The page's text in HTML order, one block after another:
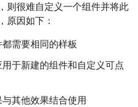
则很难自定义一个组件并将此
原因如下：
需要相同的样板
于新建的组件和自定义可点
其他效果结合使用